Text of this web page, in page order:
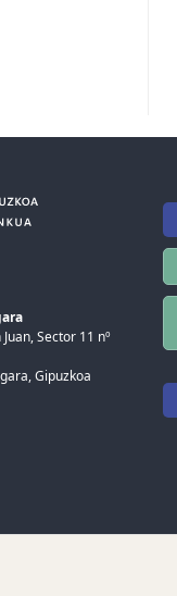
Sector 11 nº
Gipuzkoa